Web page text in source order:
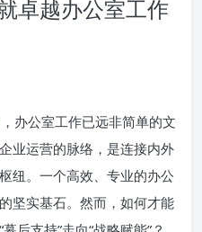
卓越办公室工作
办公室工作已远非简单的文
业运营的脉络，是连接内外
纽。一个高效、专业的办公
坚实基石。然而，如何才能